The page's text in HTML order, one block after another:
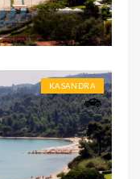
KASANDRA